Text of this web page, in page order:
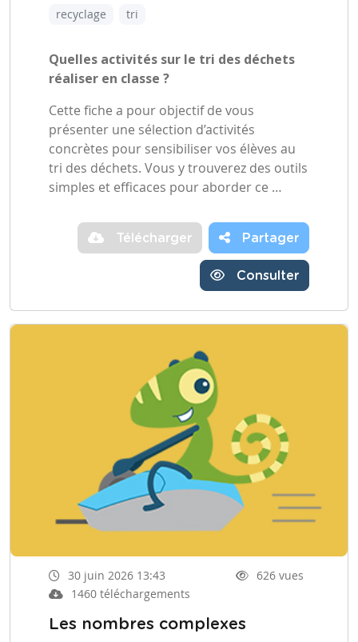
recyclage
tri
Quelles activités sur le tri des déchets
réaliser en classe ?
Cette fiche a pour objectif de vous
présenter une sélection d’activités
concrètes pour sensibiliser vos élèves au
tri des déchets. Vous y trouverez des outils
simples et efficaces pour aborder ce …
Télécharger Partager
Consulter
30 juin 2026 13:43
626 vues
1460 téléchargements
Les nombres complexes